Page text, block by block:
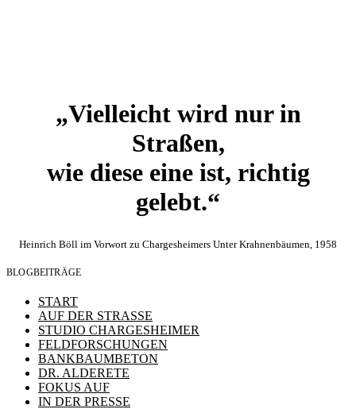
„Vielleicht wird nur in
Straßen,
wie diese eine ist, richtig
gelebt.“
Heinrich Böll im Vorwort zu Chargesheimers Unter Krahnenbäumen, 1958
BLOGBEITRÄGE
START
AUF DER STRASSE
STUDIO CHARGESHEIMER
FELDFORSCHUNGEN
BANKBAUMBETON
DR. ALDERETE
FOKUS AUF
IN DER PRESSE